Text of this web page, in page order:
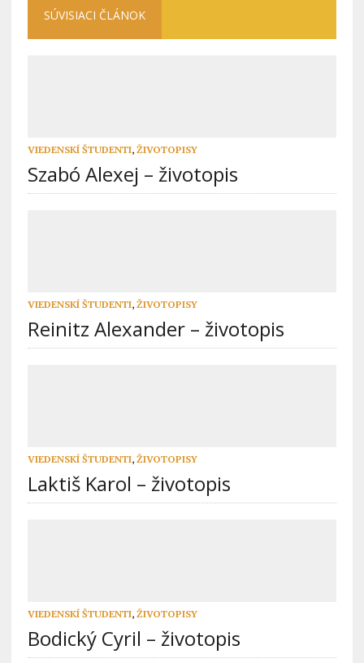
SÚVISIACI ČLÁNOK
VIEDENSKÍ ŠTUDENTI, ŽIVOTOPISY
Szabó Alexej – životopis
VIEDENSKÍ ŠTUDENTI, ŽIVOTOPISY
Reinitz Alexander – životopis
VIEDENSKÍ ŠTUDENTI, ŽIVOTOPISY
Laktiš Karol – životopis
VIEDENSKÍ ŠTUDENTI, ŽIVOTOPISY
Bodický Cyril – životopis